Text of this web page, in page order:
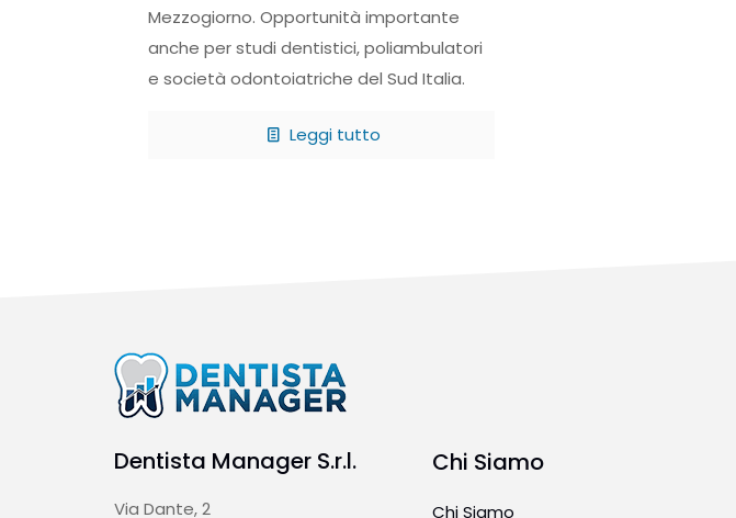
Mezzogiorno. Opportunità importante
anche per studi dentistici, poliambulatori
e società odontoiatriche del Sud Italia.
Leggi tutto
Dentista Manager S.r.l.
Via Dante, 2
Chi Siamo
Chi Siamo